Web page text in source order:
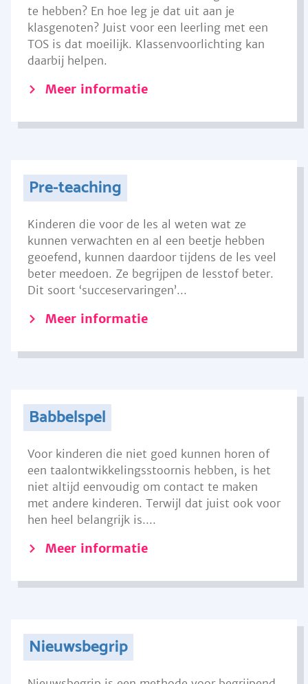
te hebben? En hoe leg je dat uit aan je
klasgenoten? Juist voor een leerling met een
TOS is dat moeilijk. Klassenvoorlichting kan
daarbij helpen.
Meer informatie
Pre-teaching
Kinderen die voor de les al weten wat ze
kunnen verwachten en al een beetje hebben
geoefend, kunnen daardoor tijdens de les veel
beter meedoen. Ze begrijpen de lesstof beter.
Dit soort ‘succeservaringen’...
Meer informatie
Babbelspel
Voor kinderen die niet goed kunnen horen of
een taalontwikkelingsstoornis hebben, is het
niet altijd eenvoudig om contact te maken
met andere kinderen. Terwijl dat juist ook voor
hen heel belangrijk is....
Meer informatie
Nieuwsbegrip